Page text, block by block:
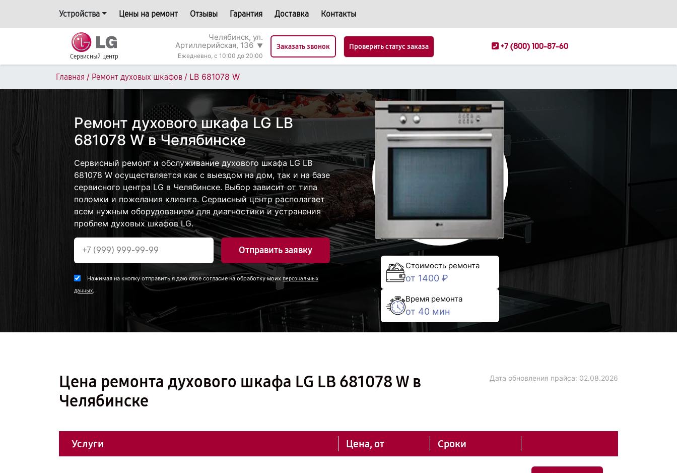
Устройства Цены на ремонт Отзывы Гарантия Доставка Контакты
Сервисный центр
Челябинск, ул.
Артиллерийская, 136 ▼
Ежедневно, с 10:00 до 20:00
Заказать звонок Проверить статус заказа +7 (800) 100-87-60
Главная / Ремонт духовых шкафов / LB 681078 W
Ремонт духового шкафа LG LB
681078 W в Челябинске
Сервисный ремонт и обслуживание духового шкафа LG LB
681078 W осуществляется как с выездом на дом, так и на базе
сервисного центра LG в Челябинске. Выбор зависит от типа
поломки и пожелания клиента. Сервисный центр располагает
всем нужным оборудованием для диагностики и устранения
проблем духовых шкафов LG.
Отправить заявку
Нажимая на кнопку отправить я даю свое согласие на обработку моих персональных
данных.
Стоимость ремонта
от 1400 ₽
Время ремонта
от 40 мин
Цена ремонта духового шкафа LG LB 681078 W в
Челябинске
Дата обновления прайса: 02.08.2026
Услуги Цена, от Сроки